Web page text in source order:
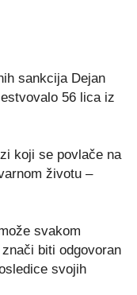
sankcija Dejan
56 lica iz
koji se povlače na
životu –
svakom
biti odgovoran
svojih